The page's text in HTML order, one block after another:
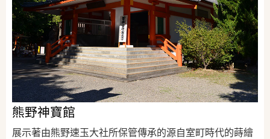
熊野神寶館
展示著由熊野速玉大社所保管傳承的源自室町時代的蒔繪